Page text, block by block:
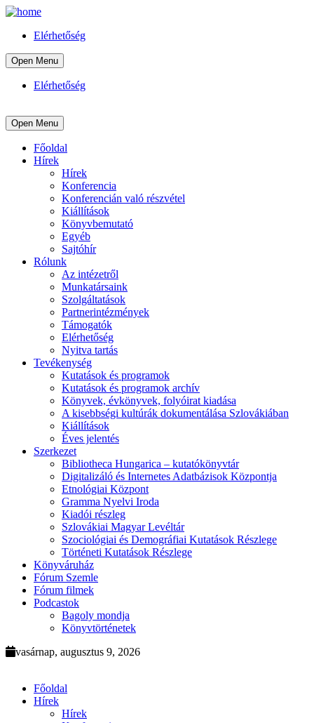
Elérhetőség
Open Menu
Elérhetőség
Open Menu
Főoldal
Hírek
Hírek
Konferencia
Konferencián való részvétel
Kiállítások
Könyvbemutató
Egyéb
Sajtóhír
Rólunk
Az intézetről
Munkatársaink
Szolgáltatások
Partnerintézmények
Támogatók
Elérhetőség
Nyitva tartás
Tevékenység
Kutatások és programok
Kutatások és programok archív
Könyvek, évkönyvek, folyóirat kiadása
A kisebbségi kultúrák dokumentálása Szlovákiában
Kiállítások
Éves jelentés
Szerkezet
Bibliotheca Hungarica – kutatókönyvtár
Digitalizáló és Internetes Adatbázisok Központja
Etnológiai Központ
Gramma Nyelvi Iroda
Kiadói részleg
Szlovákiai Magyar Levéltár
Szociológiai és Demográfiai Kutatások Részlege
Történeti Kutatások Részlege
Könyváruház
Fórum Szemle
Fórum filmek
Podcastok
Bagoly mondja
Könyvtörténetek
vasárnap, augusztus 9, 2026
Főoldal
Hírek
Hírek